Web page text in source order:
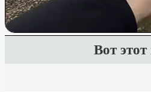
Вот этот